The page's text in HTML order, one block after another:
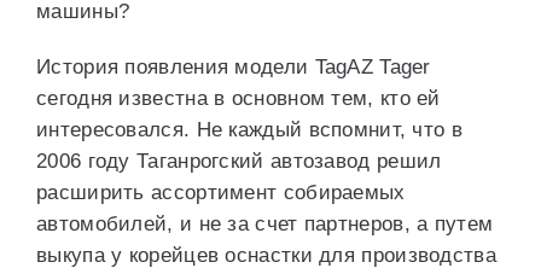
машины?
История появления модели TagAZ Tager
сегодня известна в основном тем, кто ей
интересовался. Не каждый вспомнит, что в
2006 году Таганрогский автозавод решил
расширить ассортимент собираемых
автомобилей, и не за счет партнеров, а путем
выкупа у корейцев оснастки для производства